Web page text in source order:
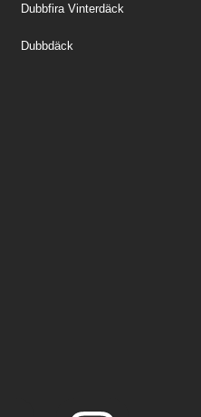
Dubbfira Vinterdäck
Dubbdäck